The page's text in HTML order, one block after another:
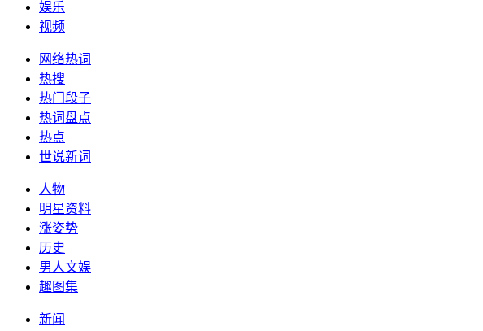
娱乐
视频
网络热词
热搜
热门段子
热词盘点
热点
世说新词
人物
明星资料
涨姿势
历史
男人文娱
趣图集
新闻